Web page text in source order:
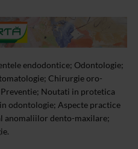
endodontice; Odontologie;
Chirurgie oro-
Noutati in protetica
odontologie; Aspecte practice
dento-maxilare;